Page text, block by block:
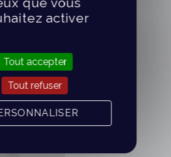
activer
Tout accepter
Tout refuser